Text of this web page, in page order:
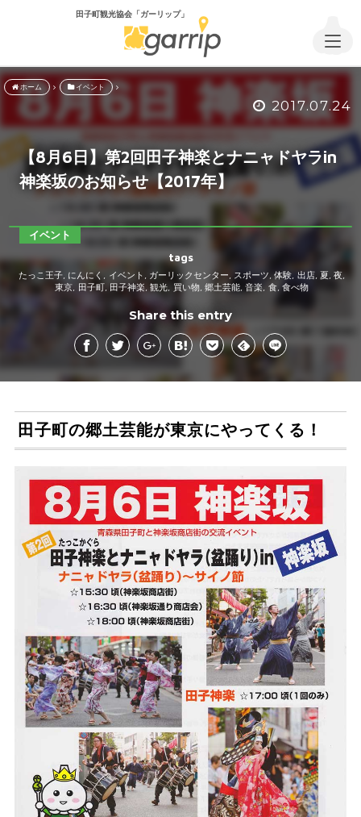
田子町観光協会「ガーリップ」
ホーム イベント
2017.07.24
【8月6日】第2回田子神楽とナニャドヤラin
神楽坂のお知らせ【2017年】
イベント
tags
たっこ王子, にんにく イベント ガーリックセンター スポーツ 体験 出店, 夏 夜
東京 田子町, 田子神楽 観光 買い物, 郷土芸能, 音楽 食, 食べ物
Share this entry
田子町の郷土芸能が東京にやってくる！